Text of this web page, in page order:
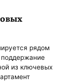
рядом
поддержание
из ключевых